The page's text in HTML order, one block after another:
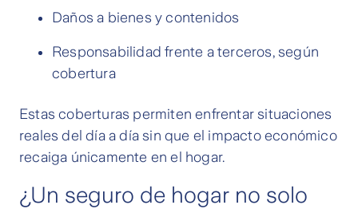
Daños a bienes y contenidos
Responsabilidad frente a terceros, según
cobertura
Estas coberturas permiten enfrentar situaciones
reales del día a día sin que el impacto económico
recaiga únicamente en el hogar.
¿Un seguro de hogar no solo